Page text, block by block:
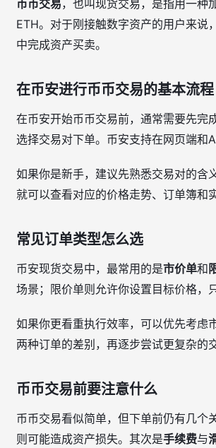
币币交易，也叫现货交易，是指用一种
ETH。对于刚接触数字资产的用户来说
中完成资产买卖。
在币安进行币币交易的基本流程
在币安开始币币交易前，通常需要先完
选择交易对下单。币安支持在网页端和
如果你是新手，建议先熟悉交易对的含
就可以查看对应的价格走势、订单簿和
常见订单类型怎么选
币安现货交易中，最常用的是市价单和
场景；限价单则允许你设置目标价格，
如果你更看重执行效率，可以优先考虑
两种订单的差别，再逐步尝试更复杂的
币币交易前要注意什么
币币交易看似简单，但下单前仍有几个
则可能造成资产损失。其次是手续费与